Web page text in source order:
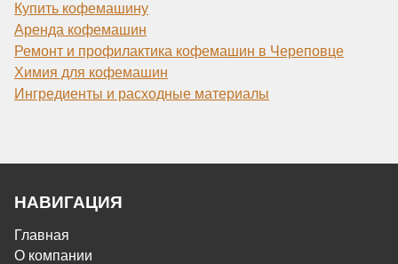
Купить кофемашину
Аренда кофемашин
Ремонт и профилактика кофемашин в Череповце
Химия для кофемашин
Ингредиенты и расходные материалы
НАВИГАЦИЯ
Главная
О компании